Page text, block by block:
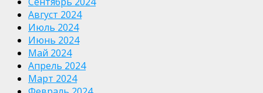
Август 2024
Июль 2024
Июнь 2024
Май 2024
Апрель 2024
Март 2024